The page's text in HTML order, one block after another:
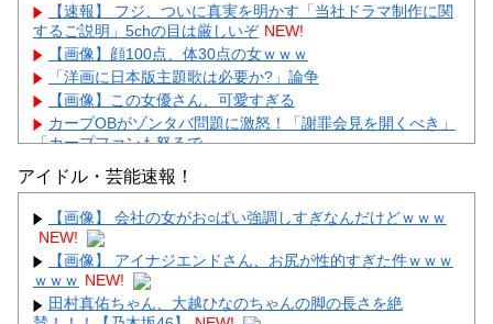
【速報】 フジ、ついに真実を明かす「当社ドラマ制作に関
するご説明」5chの目は厳しいぞ NEW!
【画像】顔100点、体30点の女ｗｗｗ
「洋画に日本版主題歌は必要か?」論争
【画像】この女優さん、可愛すぎる
カープOBがゾンタバ問題に激怒！「謝罪会見を開くべき」
「カープファンも怒るで」
【画像】顔100点、体30点の女ｗｗｗ
Powered by livedoor 相互RSS
アイドル・芸能速報！
【画像】 会社の女がお○ぱい強調しすぎなんだけどｗｗｗ
NEW!
【画像】 アイナジエンドさん、お尻が性的すぎた件ｗｗｗ
ｗｗｗ NEW!
田村真佑ちゃん、大越ひなのちゃんの脚の長さを絶